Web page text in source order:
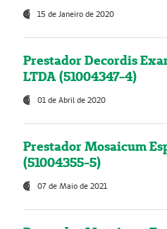
15 de Janeiro de 2020
Prestador Decordis
LTDA (51004347-4)
01 de Abril de 2020
Prestador Mosaicum
(51004355-5)
07 de Maio de 2021